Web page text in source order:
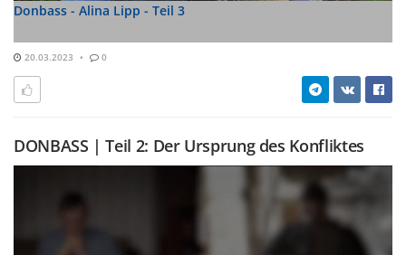
Donbass - Alina Lipp - Teil 3
20.03.2023 0
DONBASS | Teil 2: Der Ursprung des Konfliktes